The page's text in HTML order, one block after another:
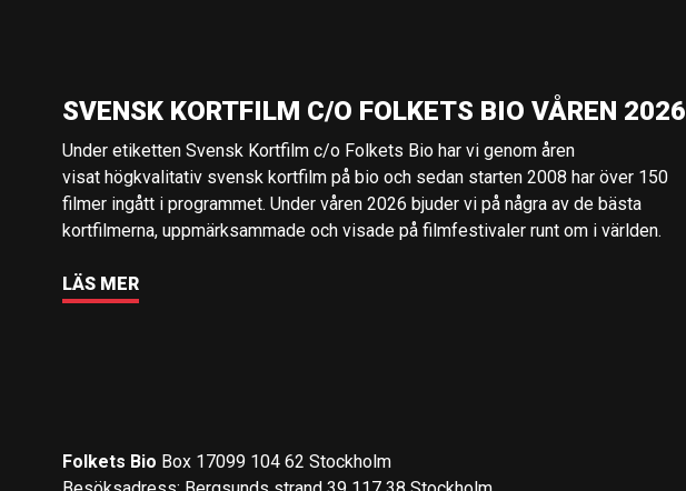
SVENSK KORTFILM C/O FOLKETS BIO VÅREN 2026
Under etiketten Svensk Kortfilm c/o Folkets Bio har vi genom åren
visat högkvalitativ svensk kortfilm på bio och sedan starten 2008 har över 150
filmer ingått i programmet. Under våren 2026 bjuder vi på några av de bästa
kortfilmerna, uppmärksammade och visade på filmfestivaler runt om i världen.
LÄS MER
Folkets Bio Box 17099 104 62 Stockholm